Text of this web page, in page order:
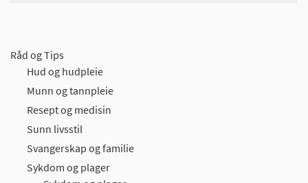
Råd og Tips
Hud og hudpleie
Munn og tannpleie
Resept og medisin
Sunn livsstil
Svangerskap og familie
Sykdom og plager